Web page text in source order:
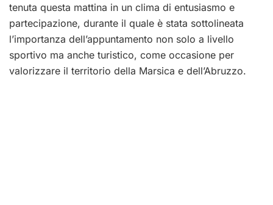
tenuta questa mattina in un clima di entusiasmo e
partecipazione, durante il quale è stata sottolineata
l’importanza dell’appuntamento non solo a livello
sportivo ma anche turistico, come occasione per
valorizzare il territorio della Marsica e dell’Abruzzo.